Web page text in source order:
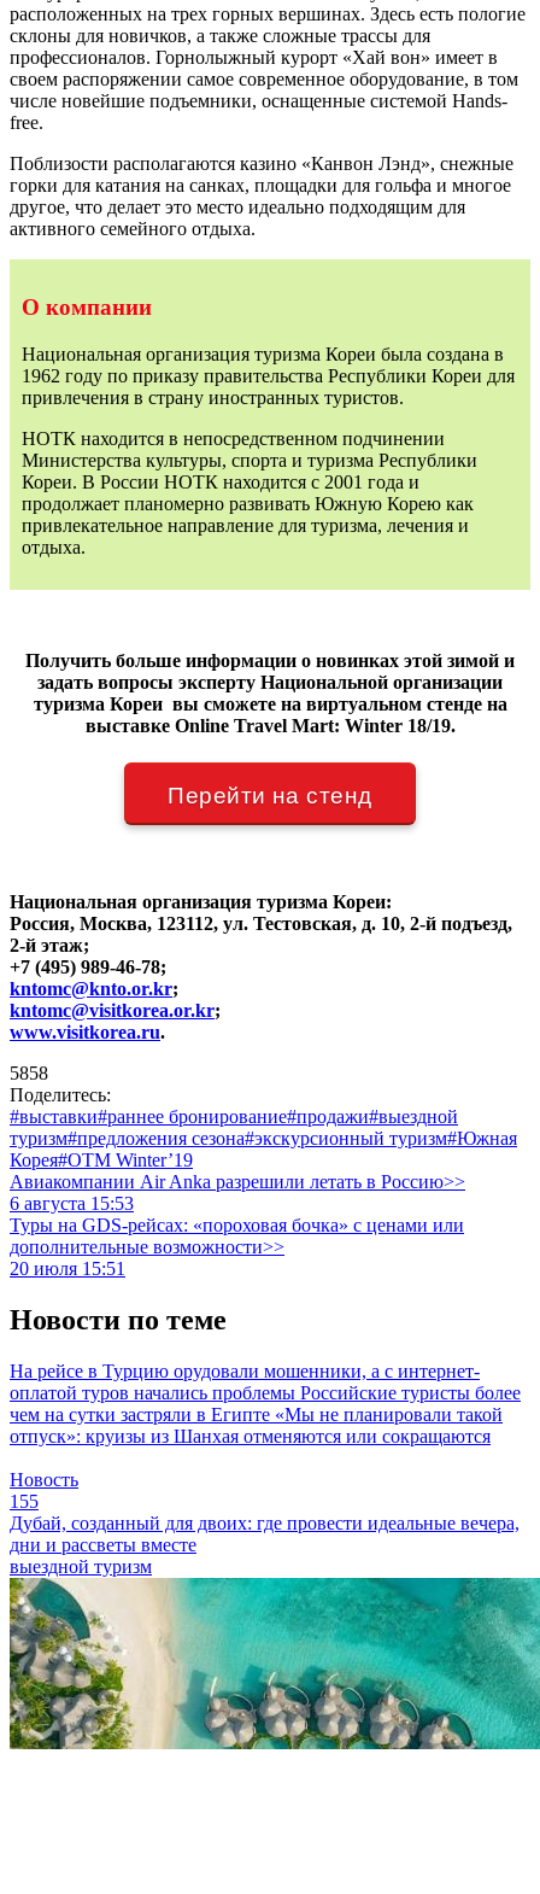
расположенных на трех горных вершинах. Здесь есть пологие
склоны для новичков, а также сложные трассы для
профессионалов. Горнолыжный курорт «Хай вон» имеет в
своем распоряжении самое современное оборудование, в том
числе новейшие подъемники, оснащенные системой Hands-
free.
Поблизости располагаются казино «Канвон Лэнд», снежные
горки для катания на санках, площадки для гольфа и многое
другое, что делает это место идеально подходящим для
активного семейного отдыха.
О компании
Национальная организация туризма Кореи была создана в
1962 году по приказу правительства Республики Кореи для
привлечения в страну иностранных туристов.
НОТК находится в непосредственном подчинении
Министерства культуры, спорта и туризма Республики
Кореи. В России НОТК находится с 2001 года и
продолжает планомерно развивать Южную Корею как
привлекательное направление для туризма, лечения и
отдыха.
Получить больше информации о новинках этой зимой и
задать вопросы эксперту Национальной организации
туризма Кореи вы сможете на виртуальном стенде на
выставке Online Travel Mart: Winter 18/19.
Перейти на стенд
Национальная организация туризма Кореи:
Россия, Москва, 123112, ул. Тестовская, д. 10, 2-й подъезд,
2-й этаж;
+7 (495) 989-46-78;
kntomc@knto.or.kr;
kntomc@visitkorea.or.kr;
www.visitkorea.ru.
5858
Поделитесь:
#выставки#раннее бронирование#продажи#выездной
туризм#предложения сезона#экскурсионный туризм#Южная
Корея#OTM Winter’19
Авиакомпании Air Anka разрешили летать в Россию>>
6 августа 15:53
Туры на GDS-рейсах: «пороховая бочка» с ценами или
дополнительные возможности>>
20 июля 15:51
Новости по теме
На рейсе в Турцию орудовали мошенники, а с интернет-
оплатой туров начались проблемы Российские туристы более
чем на сутки застряли в Египте «Мы не планировали такой
отпуск»: круизы из Шанхая отменяются или сокращаются
Новость
155
Дубай, созданный для двоих: где провести идеальные вечера,
дни и рассветы вместе
выездной туризм